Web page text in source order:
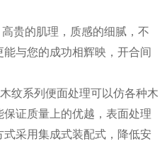
贵的肌理，质感的细腻，不
与您的成功相辉映，开合间
纹系列便面处理可以仿各种木
证质量上的优越，表面处理
采用集成式装配式，降低安